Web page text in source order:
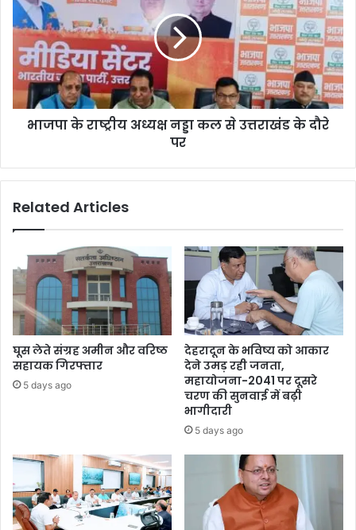
भाजपा के राष्ट्रीय अध्यक्ष नड्डा कल से उत्तराखंड के दौरे
पर
Related Articles
घूस लेते संग्रह अमीन और वरिष्ठ
सहायक गिरफ्तार
5 days ago
देहरादून के भविष्य को आकार
देने उमड़ रही जनता,
महायोजना-2041 पर दूसरे
चरण की सुनवाई में बढ़ी
भागीदारी
5 days ago